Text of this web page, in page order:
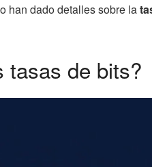
han dado detalles sobre la
tasas de bits?